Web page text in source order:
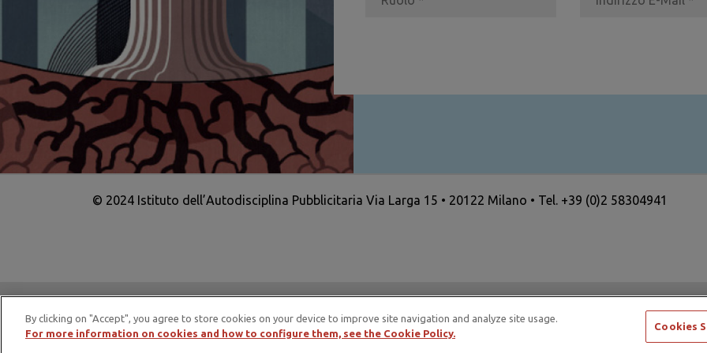
© 2024 Istituto dell’Autodisciplina Pubblicitaria Via Larga 15 • 20122 Milano • Tel. +39 (0)2 58304941
IAP è membro di EASA – European Advertising Standards Alliance e di ICAS – International Council
By clicking on "Accept", you agree to store cookies on your device to improve site navigation and analyze site usage.
For more information on cookies and how to configure them, see the Cookie Policy.
Cookies